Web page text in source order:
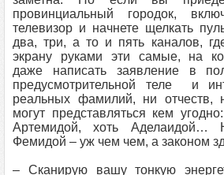
провинциальный городок,
телевизор и начнете щелкать
два, три, а то и пять каналов,
экрану руками эти самые, на
даже написать заявление в
предусмотрительной теле и
реальных фамилий, ни отчеств,
могут представляться кем
Артемидой, хоть Аделаидой…
Фемидой – уж чем чем, а законом
– Сканирую вашу тонкую